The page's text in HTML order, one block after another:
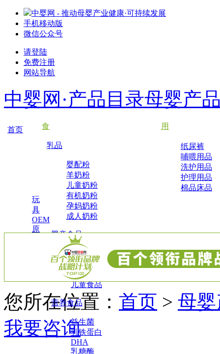
中婴网 - 推动母婴产业健康·可持续发展
手机移动版
微信公众号
请登陆
免费注册
网站导航
中婴网·产品目录母婴产
首页 食
乳品
婴配粉
羊奶粉
儿童奶粉
有机奶粉
孕妈奶粉
成人奶粉
婴童食品
辅食
小零食
调味营养
儿童食品
营养食品
益生菌
乳铁蛋白
DHA
乳糖酶
用
纸尿裤
哺喂用品
洗护用品
护理用品
棉品床品
玩
具
OEM
原
您所在位置： 首页 > 母
我要咨询